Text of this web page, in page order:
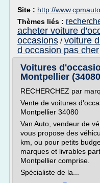
Site : http://
Thèmes liés :
acheter voiture
occasions / voiture
d occasion pas cher
Voitures
Montpellier
RECHERCHEZ par
Vente de voitures
Montpellier 34080
Van Auto, vendeur de
vous propose des
km, ou pour petits
marques et livrables
Montpellier comprise.
Spécialiste de la...